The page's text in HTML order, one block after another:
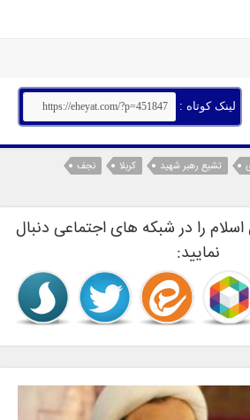
لینک کوتاه :
تشیع رهبر شهید کربلا نجف
را در شبکه های اجتماعی دنبال
نمایید: